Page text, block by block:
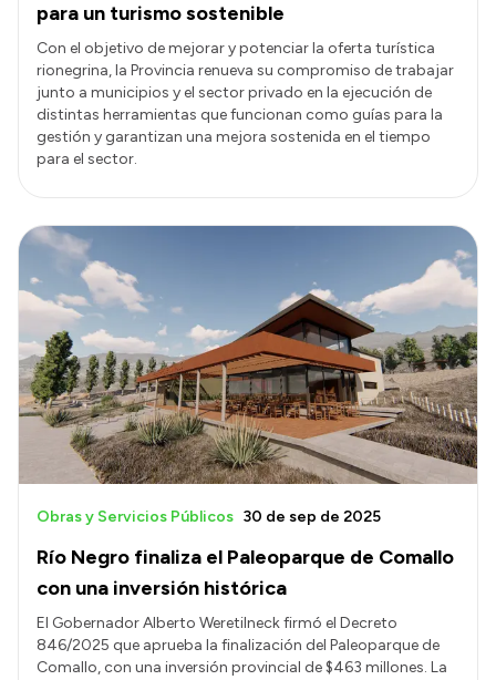
para un turismo sostenible
Con el objetivo de mejorar y potenciar la oferta turística
rionegrina, la Provincia renueva su compromiso de trabajar
junto a municipios y el sector privado en la ejecución de
distintas herramientas que funcionan como guías para la
gestión y garantizan una mejora sostenida en el tiempo
para el sector.
Río Negro finaliza el Paleoparque de Comallo
con una inversión histórica
Obras y Servicios Públicos 30 de sep de 2025
El Gobernador Alberto Weretilneck firmó el Decreto
846/2025 que aprueba la finalización del Paleoparque de
Comallo, con una inversión provincial de $463 millones. La